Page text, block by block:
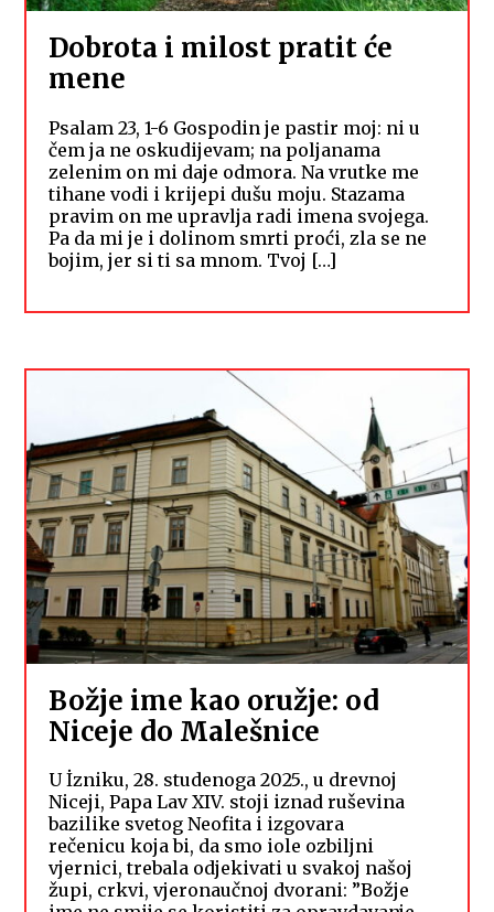
Dobrota i milost pratit će
mene
Psalam 23, 1-6 Gospodin je pastir moj: ni u
čem ja ne oskudijevam; na poljanama
zelenim on mi daje odmora. Na vrutke me
tihane vodi i krijepi dušu moju. Stazama
pravim on me upravlja radi imena svojega.
Pa da mi je i dolinom smrti proći, zla se ne
bojim, jer si ti sa mnom. Tvoj […]
Božje ime kao oružje: od
Niceje do Malešnice
U İzniku, 28. studenoga 2025., u drevnoj
Niceji, Papa Lav XIV. stoji iznad ruševina
bazilike svetog Neofita i izgovara
rečenicu koja bi, da smo iole ozbiljni
vjernici, trebala odjekivati u svakoj našoj
župi, crkvi, vjeronaučnoj dvorani: ”Božje